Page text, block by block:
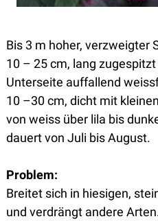
Bis 3 m hoher, verzweigter
10 – 25 cm, lang
Unterseite auffallend
10 –30 cm, dicht mit
von weiss über lila bis
dauert von Juli bis August.
Problem:
Breitet sich in hiesigen,
und verdrängt andere